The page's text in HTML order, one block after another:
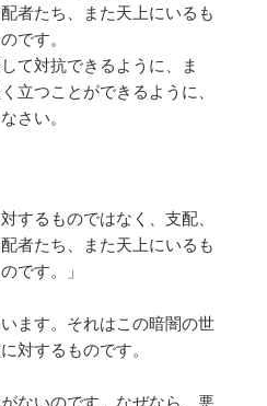
者たち、また天上にいるも
です。
て対抗できるように、ま
立つことができるように、
さい。
するものではなく、支配、
者たち、また天上にいるも
です。」
ます。それはこの暗闇の世
対するものです。